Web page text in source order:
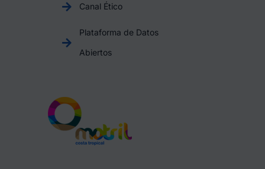
Canal Ético
Plataforma de Datos
Abiertos